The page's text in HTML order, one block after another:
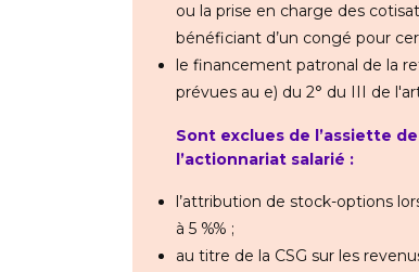
ou la prise en charge des
bénéficiant d’un congé pour
le financement patronal de la
prévues au e) du 2° du III de
Sont exclues de l’assiette
l’actionnariat salarié :
l’attribution de stock-options
à 5 %% ;
au titre de la CSG sur les